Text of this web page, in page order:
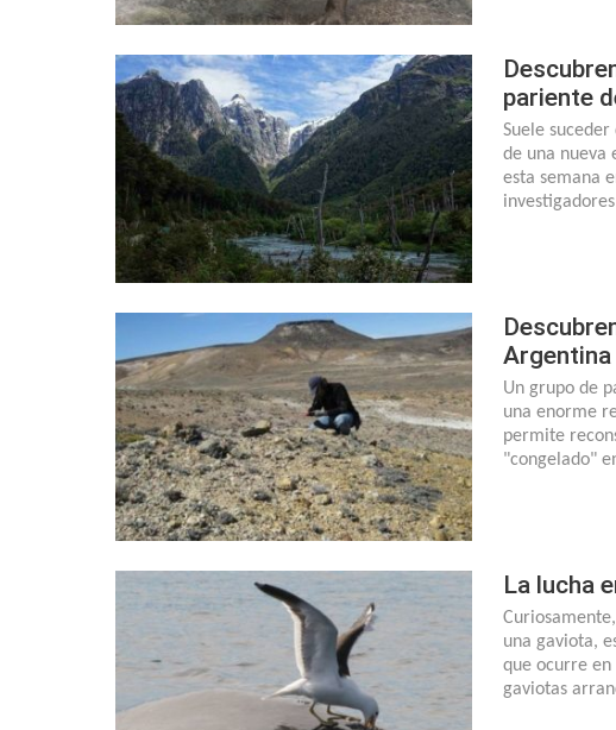
pariente
Suele
de una nueva
esta semana
Argentina
Un grupo de
una enorme
permite
"congelado"
La lucha
una gaviota,
que ocurre en
gaviotas